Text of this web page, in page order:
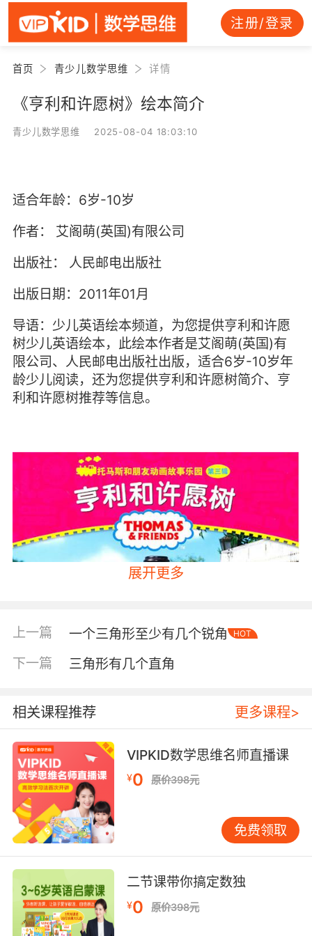
注册/登录
首页 青少儿数学思维 详情
《亨利和许愿树》绘本简介
青少儿数学思维 2025-08-04 18:03:10
适合年龄：6岁-10岁
作者：
艾阁萌(英国)有限公司
出版社：
人民邮电出版社
出版日期：2011年01月
导语：少儿英语绘本频道，为您提供亨利和许愿
树少儿英语绘本，此绘本作者是艾阁萌(英国)有
限公司、人民邮电出版社出版，适合6岁-10岁年
龄少儿阅读，还为您提供亨利和许愿树简介、亨
利和许愿树推荐等信息。
内容简介
合作才能出色地完成工作！
托比告诉宝宝：虽然我只是一辆蒸汽电车，但我
可以和别的小火车做得一样好！
展开更多
上一篇 一个三角形至少有几个锐角 HOT
下一篇 三角形有几个直角
相关课程推荐 更多课程>
VIPKID数学思维名师直播课
¥0 原价398元
免费领取
二节课带你搞定数独
¥0 原价398元